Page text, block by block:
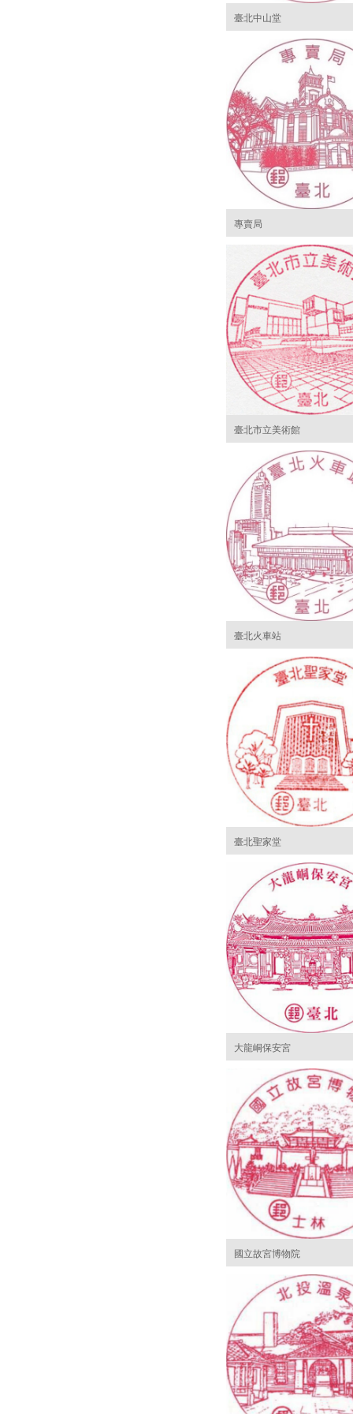
臺北中山堂
專賣局
臺北市立美術館
臺北火車站
臺北聖家堂
大龍峒保安宮
國立故宮博物院